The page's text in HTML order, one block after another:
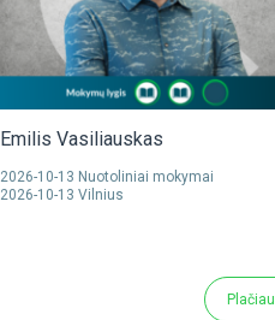
Emilis Vasiliauskas
2026-10-13 Nuotoliniai mokymai
2026-10-13 Vilnius
Plačiau